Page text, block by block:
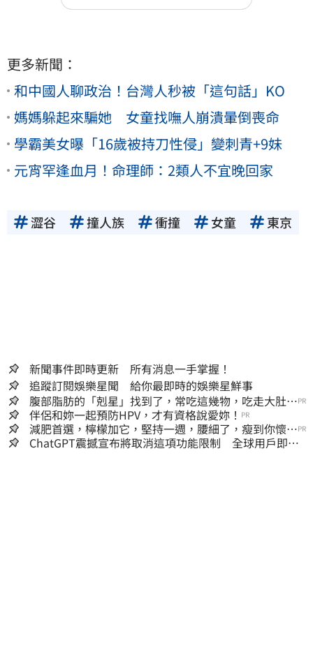
更多新聞：
和中國人聊政治！台灣人秒被「這句話」KO
媽媽躲起來騙她 女童找嘸人崩潰暈倒喪命
學霸美女曝「16歲被持刀性侵」變刺青+9妹
元宵罕逢血月！命理師：2類人不宜晚回家
澀谷 撞人族 衝撞 女童 東京
新聞事件即時更新 所有消息一手掌握！
追蹤訂閱娛樂星聞 給你最即時的娛樂星鮮事
腹部脂肪的「剋星」找到了，常吃這幾物，吃走大肚
囊，瘦出小蠻腰
PR
伴侶和妳一起預防HPV，才有資格說愛妳！ PR
減肥首選，檸檬加它，堅持一週，腰細了，瘦到你懷疑
人生
PR
ChatGPT震撼宣布將取消這項功能限制 全球用戶即刻